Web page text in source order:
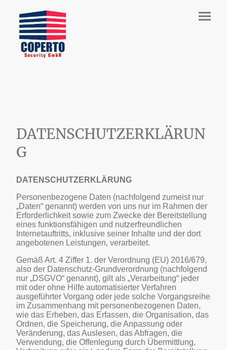
DATENSCHUTZERKLÄRUN
G
DATENSCHUTZERKLÄRUNG
Personenbezogene Daten (nachfolgend zumeist nur
„Daten“ genannt) werden von uns nur im Rahmen der
Erforderlichkeit sowie zum Zwecke der Bereitstellung
eines funktionsfähigen und nutzerfreundlichen
Internetauftritts, inklusive seiner Inhalte und der dort
angebotenen Leistungen, verarbeitet.
Gemäß Art. 4 Ziffer 1. der Verordnung (EU) 2016/679,
also der Datenschutz-Grundverordnung (nachfolgend
nur „DSGVO“ genannt), gilt als „Verarbeitung“ jeder
mit oder ohne Hilfe automatisierter Verfahren
ausgeführter Vorgang oder jede solche Vorgangsreihe
im Zusammenhang mit personenbezogenen Daten,
wie das Erheben, das Erfassen, die Organisation, das
Ordnen, die Speicherung, die Anpassung oder
Veränderung, das Auslesen, das Abfragen, die
Verwendung, die Offenlegung durch Übermittlung,